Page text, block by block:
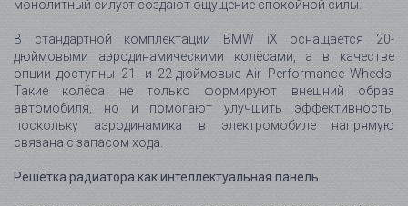
внутреннего сгорания, знаменитая решётка BMW в iX
воздухозаборник, а интеллектуальная панель, за которой
скрыты камеры, радары и другие датчики систем помощи
водителю.
Её поверхность получила специальное покрытие с эффектом
самовосстановления: мелкие царапины могут исчезать в
течение суток при комнатной температуре или значительно
хорошо показывает философию BMW iX: технологии должны